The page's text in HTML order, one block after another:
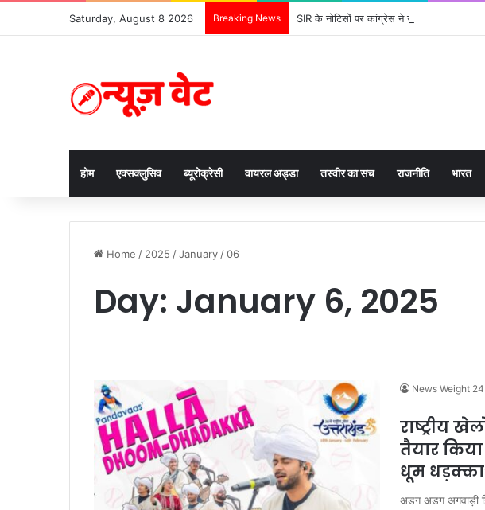
Saturday, August 8 2026 Breaking News SIR के नोटिसों पर कांग्रेस ने जताई आपत्ति,
होम एक्सक्लुसिव ब्यूरोक्रेसी वायरल अड्डा तस्वीर का सच राजनीति भारत
Home / 2025 /January /06
Day: January 6, 2025
News Weight
राष्ट्रीय
तैयार
धूम
अडग अडग अगवाड़ी